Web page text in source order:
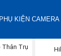
PHỤ KIỆN CAMERA
Thân Trụ